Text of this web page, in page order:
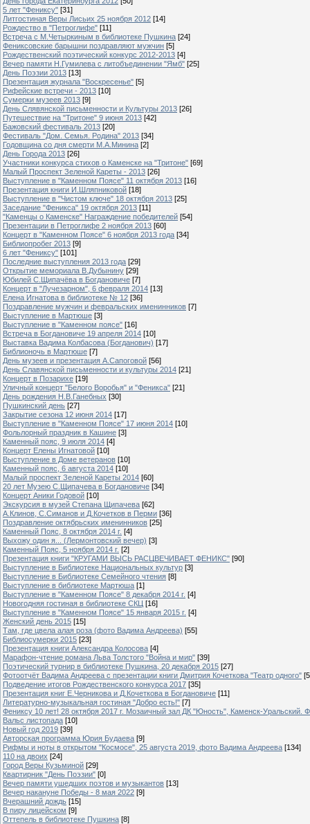
5 лет "Фениксу" [31]
Литгостиная Веры Лисьих 25 ноября 2012 [14]
Рождество в "Петроглифе" [11]
Встреча с М.Четыркиным в библиотеке Пушкина [24]
Фениксовские барышни поздравляют мужчин [5]
Рождественский поэтический конкурс 2012-2013 [4]
Вечер памяти Н.Гумилева с литобъединении "Ямб" [25]
День Поэзии 2013 [13]
Презентация журнала "Воскресенье" [5]
Рифейские встречи - 2013 [10]
Сумерки музеев 2013 [9]
День Слявянской письменности и Культуры 2013 [26]
Путешествие на "Тритоне" 9 июня 2013 [42]
Бажовский фестиваль 2013 [20]
Фестиваль "Дом. Семья. Родина" 2013 [34]
Годовщина со дня смерти М.А.Минина [2]
День Города 2013 [26]
Участники конкурса стихов о Каменске на "Тритоне" [69]
Малый Проспект Зеленой Кареты - 2013 [26]
Выступление в "Каменном Поясе" 11 октября 2013 [16]
Презентация книги И.Шляпниковой [18]
Выступление в "Чистом ключе" 18 октября 2013 [25]
Заседание "Феникса" 19 октября 2013 [11]
"Каменцы о Каменске" Награждение победителей [54]
Презентации в Петроглифе 2 ноября 2013 [60]
Концерт в "Каменном Поясе" 6 ноября 2013 года [34]
Библиопробег 2013 [9]
6 лет "Фениксу" [101]
Последние выступления 2013 года [29]
Открытие мемориала В.Дубынину [29]
Юбилей С.Щипачёва в Богдановиче [7]
Концерт в "Лучезарном", 6 февраля 2014 [13]
Елена Игнатова в библиотеке № 12 [36]
Поздравление мужчин и февральских именинников [7]
Выступление в Мартюше [3]
Выступление в "Каменном поясе" [16]
Встреча в Богдановиче 19 апреля 2014 [10]
Выставка Вадима Колбасова (Богданович) [17]
Библионочь в Мартюше [7]
День музеев и презентация А.Сапоговой [56]
День Славянской письменности и культуры 2014 [21]
Концерт в Позарихе [19]
Уличный концерт "Белого Воробья" и "Феникса" [21]
День рождения Н.В.Ганебных [30]
Пушкинский день [27]
Закрытие сезона 12 июня 2014 [17]
Выступление в "Каменном Поясе" 17 июня 2014 [10]
Фольлорный праздник в Кашине [3]
Каменный пояс, 9 июля 2014 [4]
Концерт Елены Игнатовой [10]
Выступление в Доме ветеранов [10]
Каменный пояс, 6 августа 2014 [10]
Малый проспект Зеленой Кареты 2014 [60]
20 лет Музею С.Щипачева в Богдановиче [34]
Концерт Аники Годовой [10]
Экскурсия в музей Степана Щипачева [62]
А.Клинов, С.Симанов и Д.Кочетков в Перми [36]
Поздравление октябрьских именинников [25]
Каменный Пояс, 8 октября 2014 г. [4]
Выхожу один я... (Лермонтовский вечер) [3]
Каменный Пояс, 5 ноября 2014 г. [2]
Презентация книги "КРУГАМИ ВЫСЬ РАСЦВЕЧИВАЕТ ФЕНИКС" [90]
Выступление в Библиотеке Национальных культур [3]
Выступление в Библиотеке Семейного чтения [8]
Выступление в библиотеке Мартюша [1]
Выступление в "Каменном Поясе" 8 декабря 2014 г. [4]
Новогодняя гостиная в библиотеке СКЦ [16]
Выступление в "Каменном Поясе" 15 января 2015 г. [4]
Женский день 2015 [15]
Там, где цвела алая роза (фото Вадима Андреева) [55]
Библиосумерки 2015 [23]
Презентация книги Александра Колосова [4]
Марафон-чтение романа Льва Толстого "Война и мир" [39]
Поэтический турнир в библиотеке Пушкина, 20 декабря 2015 [27]
Фотоотчёт Вадима Андреева с презентации книги Дмитрия Кочеткова "Театр одного"
Подведение итогов Рождественского конкурса 2017 [35]
Презентация книг Е.Черникова и Д.Кочеткова в Богдановиче [11]
Литературно-музыкальная гостиная "Добро есть!" [7]
Фениксу 10 лет! 28 октября 2017 г. Мозаичный зал ДК "Юность", Каменск-Уральский.
Вальс листопада [10]
Новый год 2019 [39]
Авторская программа Юрия Будаева [9]
Рифмы и ноты в открытом "Космосе", 25 августа 2019, фото Вадима Андреева [134]
110 на двоих [24]
Город Веры Кузьминой [29]
Квартирник "День Поэзии" [0]
Вечер памяти ушедших поэтов и музыкантов [13]
Вечер накануне Победы - 8 мая 2022 [9]
Вчерашний дождь [15]
В пиру лицейском [9]
Оттепель в библиотеке Пушкина [8]